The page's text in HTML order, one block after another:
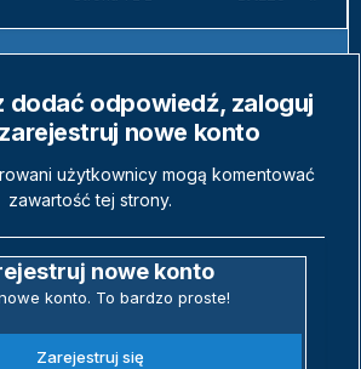
dodać odpowiedź, zaloguj
nowe konto
użytkownicy mogą komentować
zawartość tej strony.
nowe konto
konto. To bardzo proste!
Zarejestruj się